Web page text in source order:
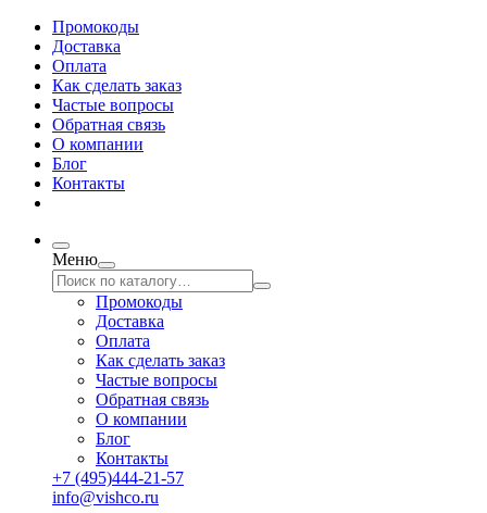
Промокоды
Доставка
Оплата
Как сделать заказ
Частые вопросы
Обратная связь
О компании
Блог
Контакты
Меню
Промокоды
Доставка
Оплата
Как сделать заказ
Частые вопросы
Обратная связь
О компании
Блог
Контакты
+7 (495)444-21-57
info@vishco.ru